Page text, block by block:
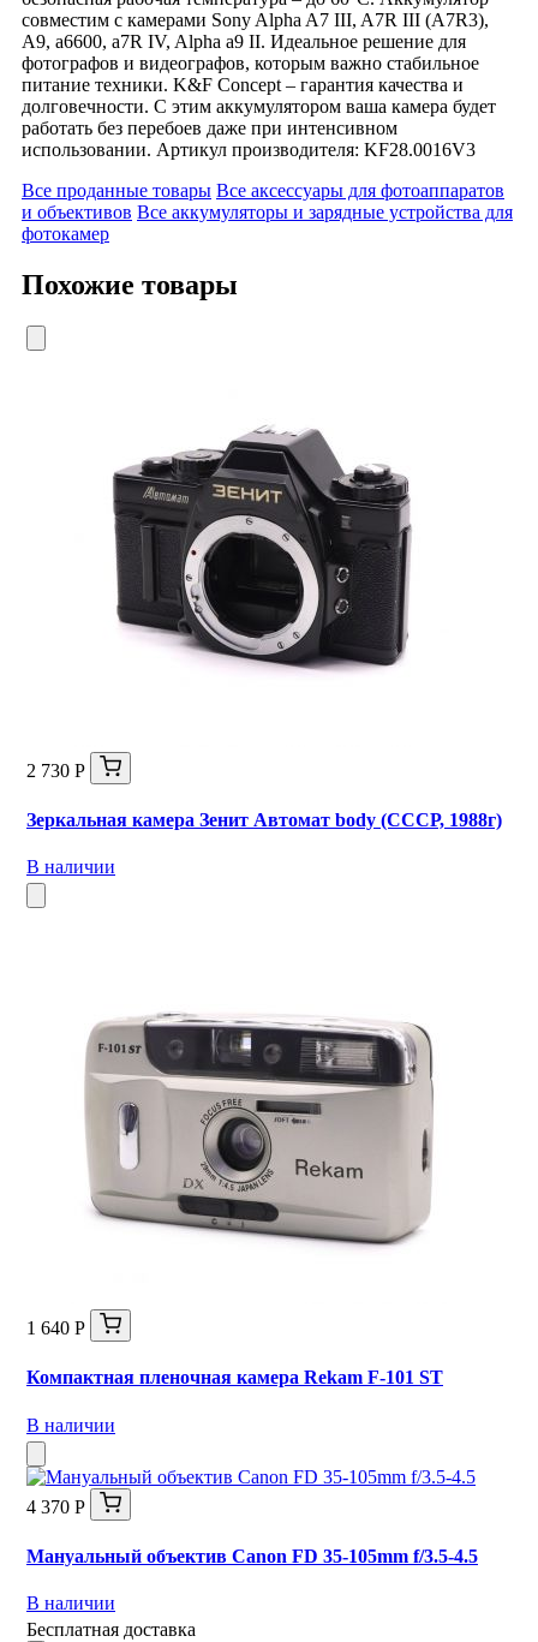
совместим с камерами Sony Alpha A7 III, A7R III (A7R3),
A9, a6600, a7R IV, Alpha a9 II. Идеальное решение для
фотографов и видеографов, которым важно стабильное
питание техники. K&F Concept – гарантия качества и
долговечности. С этим аккумулятором ваша камера будет
работать без перебоев даже при интенсивном
использовании. Артикул производителя: KF28.0016V3
Все проданные товары Все аксессуары для фотоаппаратов
и объективов Все аккумуляторы и зарядные устройства для
фотокамер
Похожие товары
2 730 Р
Зеркальная камера Зенит Автомат body (СССР, 1988г)
В наличии
1 640 Р
Компактная пленочная камера Rekam F-101 ST
В наличии
4 370 Р
Мануальный объектив Canon FD 35-105mm f/3.5-4.5
В наличии
Бесплатная доставка